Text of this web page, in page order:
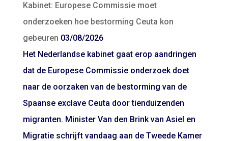
Kabinet: Europese Commissie moet
onderzoeken hoe bestorming Ceuta kon
gebeuren 03/08/2026
Het Nederlandse kabinet gaat erop aandringen
dat de Europese Commissie onderzoek doet
naar de oorzaken van de bestorming van de
Spaanse exclave Ceuta door tienduizenden
migranten. Minister Van den Brink van Asiel en
Migratie schrijft vandaag aan de Tweede Kamer